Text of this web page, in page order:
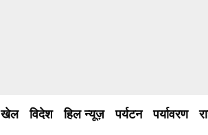
खेल विदेश हिल न्यूज़ पर्यटन पर्यावरण